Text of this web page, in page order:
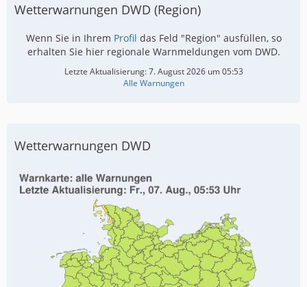
Wetterwarnungen DWD (Region)
Wenn Sie in Ihrem Profil das Feld "Region" ausfüllen, so
erhalten Sie hier regionale Warnmeldungen vom DWD.
Letzte Aktualisierung:7. August 2026 um 05:53
Alle Warnungen
Wetterwarnungen DWD